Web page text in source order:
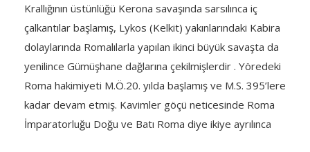
Krallığının üstünlüğü Kerona savaşında sarsılınca iç
çalkantılar başlamış, Lykos (Kelkit) yakınlarındaki Kabira
dolaylarında Romalılarla yapılan ikinci büyük savaşta da
yenilince Gümüşhane dağlarına çekilmişlerdir . Yöredeki
Roma hakimiyeti M.Ö.20. yılda başlamış ve M.S. 395’lere
kadar devam etmiş. Kavimler göçü neticesinde Roma
İmparatorluğu Doğu ve Batı Roma diye ikiye ayrılınca